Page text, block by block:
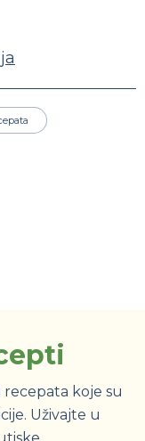
koje su
Uživajte u